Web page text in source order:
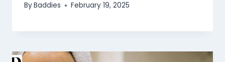
ByBaddies February 19, 2025